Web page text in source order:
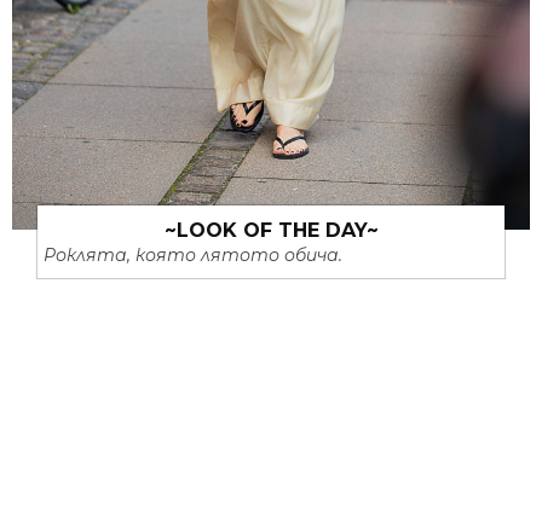
~LOOK OF THE DAY~
Роклята, която лятото обича.